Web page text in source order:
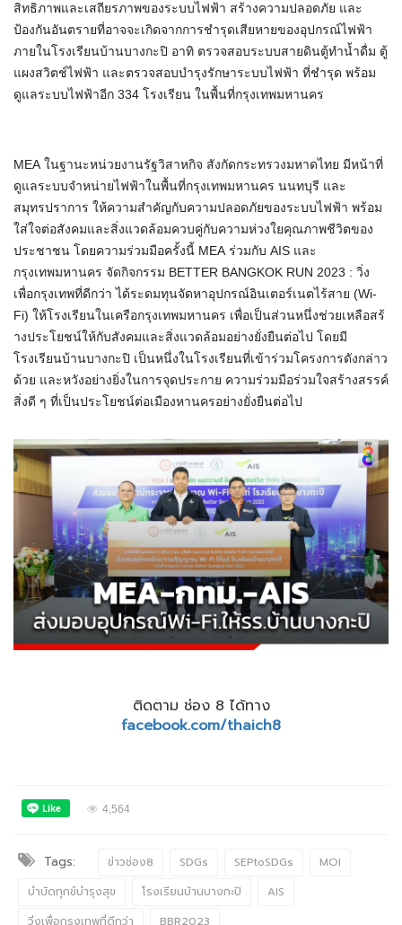
สิทธิภาพและเสถียรภาพของระบบไฟฟ้า สร้างความปลอดภัย และ
ป้องกันอันตรายที่อาจจะเกิดจากการชำรุดเสียหายของอุปกรณ์ไฟฟ้า
ภายในโรงเรียนบ้านบางกะปิ อาทิ ตรวจสอบระบบสายดินตู้ทำน้ำดื่ม ตู้
แผงสวิตช์ไฟฟ้า และตรวจสอบบำรุงรักษาระบบไฟฟ้า ที่ชำรุด พร้อม
ดูแลระบบไฟฟ้าอีก 334 โรงเรียน ในพื้นที่กรุงเทพมหานคร
MEA ในฐานะหน่วยงานรัฐวิสาหกิจ สังกัดกระทรวงมหาดไทย มีหน้าที่
ดูแลระบบจำหน่ายไฟฟ้าในพื้นที่กรุงเทพมหานคร นนทบุรี และ
สมุทรปราการ ให้ความสำคัญกับความปลอดภัยของระบบไฟฟ้า พร้อม
ใส่ใจต่อสังคมและสิ่งแวดล้อมควบคู่กับความห่วงใยคุณภาพชีวิตของ
ประชาชน โดยความร่วมมือครั้งนี้ MEA ร่วมกับ AIS และ
กรุงเทพมหานคร จัดกิจกรรม BETTER BANGKOK RUN 2023 : วิ่ง
เพื่อกรุงเทพที่ดีกว่า ได้ระดมทุนจัดหาอุปกรณ์อินเตอร์เนตไร้สาย (Wi-
Fi) ให้โรงเรียนในเครือกรุงเทพมหานคร เพื่อเป็นส่วนหนึ่งช่วยเหลือสร้
างประโยชน์ให้กับสังคมและสิ่งแวดล้อมอย่างยั่งยืนต่อไป โดยมี
โรงเรียนบ้านบางกะปิ เป็นหนึ่งในโรงเรียนที่เข้าร่วมโครงการดังกล่าว
ด้วย และหวังอย่างยิ่งในการจุดประกาย ความร่วมมือร่วมใจสร้างสรรค์
สิ่งดี ๆ ที่เป็นประโยชน์ต่อเมืองหานครอย่างยั่งยืนต่อไป
ติดตาม ช่อง 8 ได้ทาง
facebook.com/thaich8
4,564
Tags: ข่าวช่อง8 SDGs SEPtoSDGs
MOI
บำบัดทุกข์บำรุงสุข
โรงเรียนบ้านบางกะปิ
AIS
วิ่งเพื่อกรุงเทพที่ดีกว่า
BBR2023